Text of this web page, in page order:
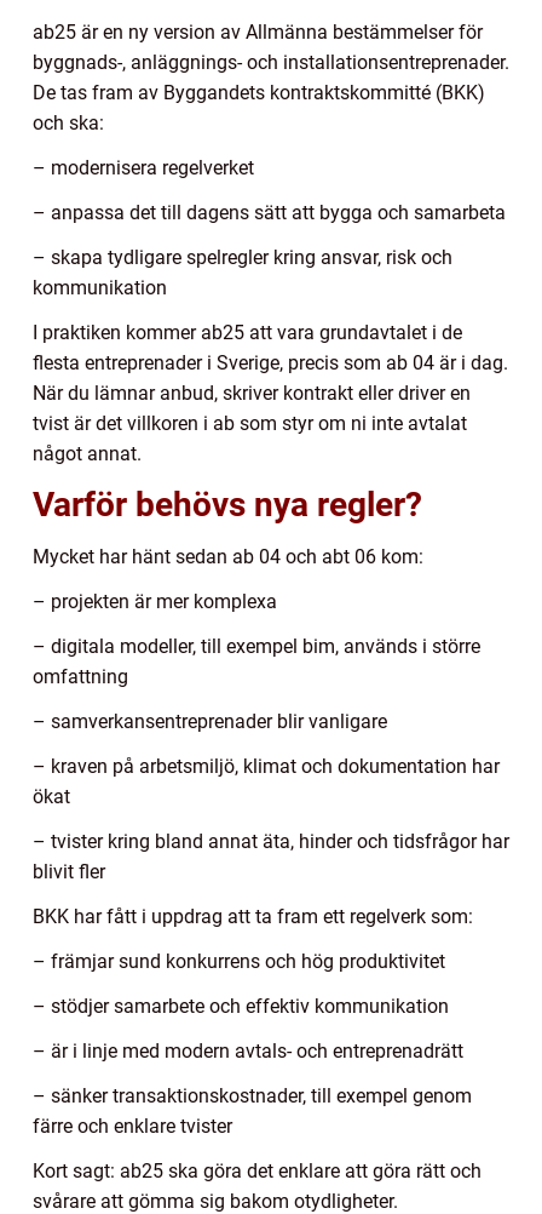
ab25 är en ny version av Allmänna bestämmelser för
byggnads-, anläggnings- och installationsentreprenader.
De tas fram av Byggandets kontraktskommitté (BKK)
och ska:
– modernisera regelverket
– anpassa det till dagens sätt att bygga och samarbeta
– skapa tydligare spelregler kring ansvar, risk och
kommunikation
I praktiken kommer ab25 att vara grundavtalet i de
flesta entreprenader i Sverige, precis som ab 04 är i dag.
När du lämnar anbud, skriver kontrakt eller driver en
tvist är det villkoren i ab som styr om ni inte avtalat
något annat.
Varför behövs nya regler?
Mycket har hänt sedan ab 04 och abt 06 kom:
– projekten är mer komplexa
– digitala modeller, till exempel bim, används i större
omfattning
– samverkansentreprenader blir vanligare
– kraven på arbetsmiljö, klimat och dokumentation har
ökat
– tvister kring bland annat äta, hinder och tidsfrågor har
blivit fler
BKK har fått i uppdrag att ta fram ett regelverk som:
– främjar sund konkurrens och hög produktivitet
– stödjer samarbete och effektiv kommunikation
– är i linje med modern avtals- och entreprenadrätt
– sänker transaktionskostnader, till exempel genom
färre och enklare tvister
Kort sagt: ab25 ska göra det enklare att göra rätt och
svårare att gömma sig bakom otydligheter.